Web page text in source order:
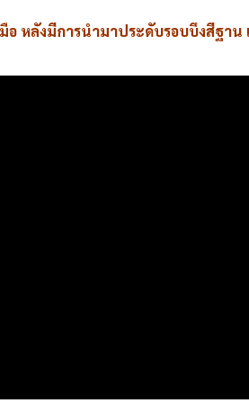
หลังมีการนำมาประดับรอบบึงสีฐาน